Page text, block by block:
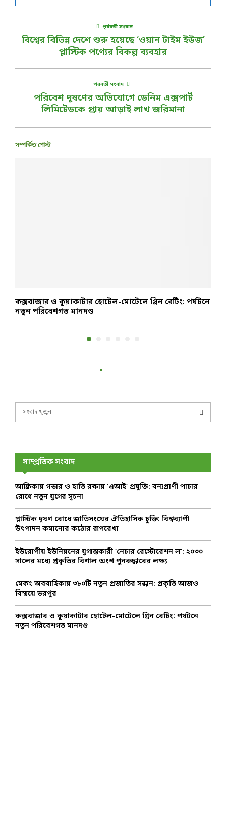
পূর্ববর্তী সংবাদ
বিশ্বের বিভিন্ন দেশে শুরু হয়েছে ‘ওয়ান টাইম ইউজ’
প্লাস্টিক পণ্যের বিকল্প ব্যবহার
পরবর্তী সংবাদ
পরিবেশ দূষণের অভিযোগে ডেনিম এক্সপার্ট
লিমিটেডকে প্রায় আড়াই লাখ জরিমানা
সম্পর্কিত পোস্ট
কক্সবাজার ও কুয়াকাটার হোটেল-মোটেলে গ্রিন রেটিং: পর্যটনে
নতুন পরিবেশগত মানদণ্ড
f
r
E
A
সাম্প্রতিক সংবাদ
আফ্রিকায় গন্ডার ও হাতি রক্ষায় ‘এআই’ প্রযুক্তি: বন্যপ্রাণী পাচার
রোধে নতুন যুগের সূচনা
প্লাস্টিক দূষণ রোধে জাতিসংঘের ঐতিহাসিক চুক্তি: বিশ্বব্যাপী
উৎপাদন কমানোর কঠোর রূপরেখা
ইউরোপীয় ইউনিয়নের যুগান্তকারী ‘নেচার রেস্টোরেশন ল’: ২০৩০
সালের মধ্যে প্রকৃতির বিশাল অংশ পুনরুদ্ধারের লক্ষ্য
মেকং অববাহিকায় ৩৮০টি নতুন প্রজাতির সন্ধান: প্রকৃতি আজও
বিস্ময়ে ভরপুর
কক্সবাজার ও কুয়াকাটার হোটেল-মোটেলে গ্রিন রেটিং: পর্যটনে
নতুন পরিবেশগত মানদণ্ড